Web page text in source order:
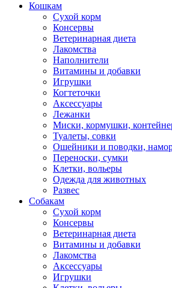
Кошкам
Сухой корм
Консервы
Ветеринарная диета
Лакомства
Наполнители
Витамины и добавки
Игрушки
Когтеточки
Аксессуары
Лежанки
Миски, кормушки,
Туалеты, совки
Ошейники и поводки,
Переноски, сумки
Клетки, вольеры
Одежда для животных
Развес
Собакам
Сухой корм
Консервы
Ветеринарная диета
Витамины и добавки
Лакомства
Аксессуары
Игрушки